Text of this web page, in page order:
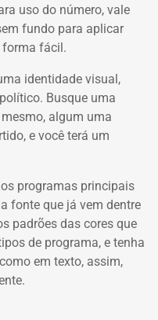
uso do número, vale
fundo para aplicar
forma fácil.
identidade visual,
Busque uma
algum uma
e você terá um
programas principais
fonte que já vem dentre
padrões das cores que
de programa, e tenha
em texto, assim,